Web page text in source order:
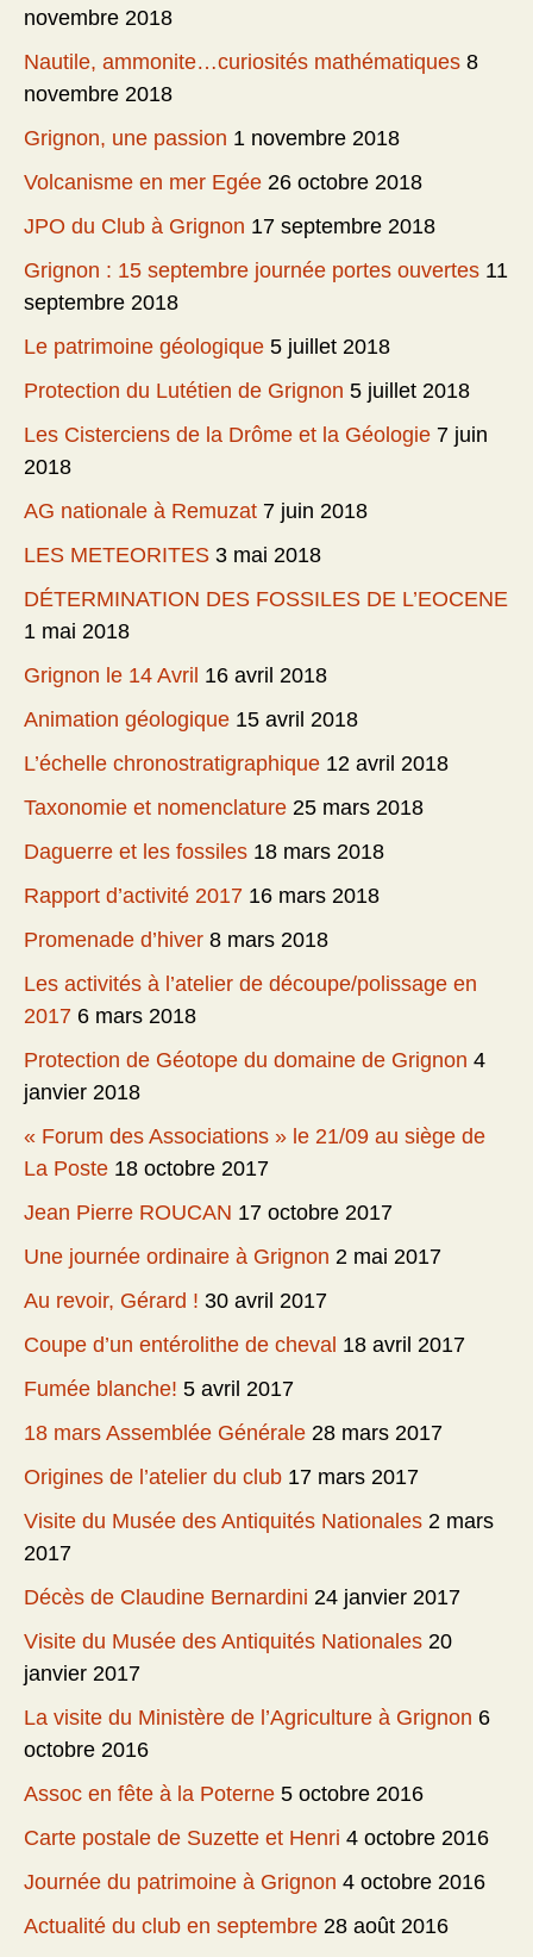
novembre 2018
Nautile, ammonite…curiosités mathématiques 8
novembre 2018
Grignon, une passion 1 novembre 2018
Volcanisme en mer Egée 26 octobre 2018
JPO du Club à Grignon 17 septembre 2018
Grignon : 15 septembre journée portes ouvertes 11
septembre 2018
Le patrimoine géologique 5 juillet 2018
Protection du Lutétien de Grignon 5 juillet 2018
Les Cisterciens de la Drôme et la Géologie 7 juin
2018
AG nationale à Remuzat 7 juin 2018
LES METEORITES 3 mai 2018
DÉTERMINATION DES FOSSILES DE L’EOCENE
1 mai 2018
Grignon le 14 Avril 16 avril 2018
Animation géologique 15 avril 2018
L’échelle chronostratigraphique 12 avril 2018
Taxonomie et nomenclature 25 mars 2018
Daguerre et les fossiles 18 mars 2018
Rapport d’activité 2017 16 mars 2018
Promenade d’hiver 8 mars 2018
Les activités à l’atelier de découpe/polissage en
2017 6 mars 2018
Protection de Géotope du domaine de Grignon 4
janvier 2018
« Forum des Associations » le 21/09 au siège de
La Poste 18 octobre 2017
Jean Pierre ROUCAN 17 octobre 2017
Une journée ordinaire à Grignon 2 mai 2017
Au revoir, Gérard ! 30 avril 2017
Coupe d’un entérolithe de cheval 18 avril 2017
Fumée blanche! 5 avril 2017
18 mars Assemblée Générale 28 mars 2017
Origines de l’atelier du club 17 mars 2017
Visite du Musée des Antiquités Nationales 2 mars
2017
Décès de Claudine Bernardini 24 janvier 2017
Visite du Musée des Antiquités Nationales 20
janvier 2017
La visite du Ministère de l’Agriculture à Grignon 6
octobre 2016
Assoc en fête à la Poterne 5 octobre 2016
Carte postale de Suzette et Henri 4 octobre 2016
Journée du patrimoine à Grignon 4 octobre 2016
Actualité du club en septembre 28 août 2016